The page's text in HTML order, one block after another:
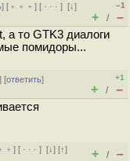
] [ ﹢﹢﹢] [ · · ·][↓]
–1
+ / –
а то GTK3 диалоги
помидоры...
] [ответить]
+1
+ / –
] [ · · ·][↓] [↑]
+ / –